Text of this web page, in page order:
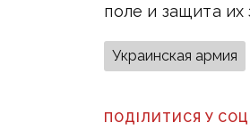
поле и защита
Украинская армия
ПОДІЛИТИСЯ У